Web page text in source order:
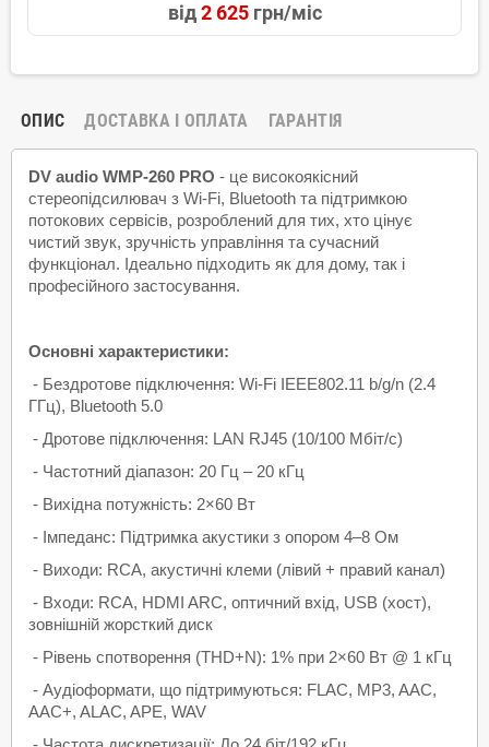
від2 625грн/міс
ОПИС ДОСТАВКА І ОПЛАТА ГАРАНТІЯ
DV audio WMP-260 PRO - це високоякісний
стереопідсилювач з Wi-Fi, Bluetooth та підтримкою
потокових сервісів, розроблений для тих, хто цінує
чистий звук, зручність управління та сучасний
функціонал. Ідеально підходить як для дому, так і
професійного застосування.
Основні характеристики:
- Бездротове підключення: Wi-Fi IEEE802.11 b/g/n (2.4
ГГц), Bluetooth 5.0
- Дротове підключення: LAN RJ45 (10/100 Мбіт/с)
- Частотний діапазон: 20 Гц – 20 кГц
- Вихідна потужність: 2×60 Вт
- Імпеданс: Підтримка акустики з опором 4–8 Ом
- Виходи: RCA, акустичні клеми (лівий + правий канал)
- Входи: RCA, HDMI ARC, оптичний вхід, USB (хост),
зовнішній жорсткий диск
- Рівень спотворення (THD+N): 1% при 2×60 Вт @ 1 кГц
- Аудіоформати, що підтримуються: FLAC, MP3, AAC,
AAC+, ALAC, APE, WAV